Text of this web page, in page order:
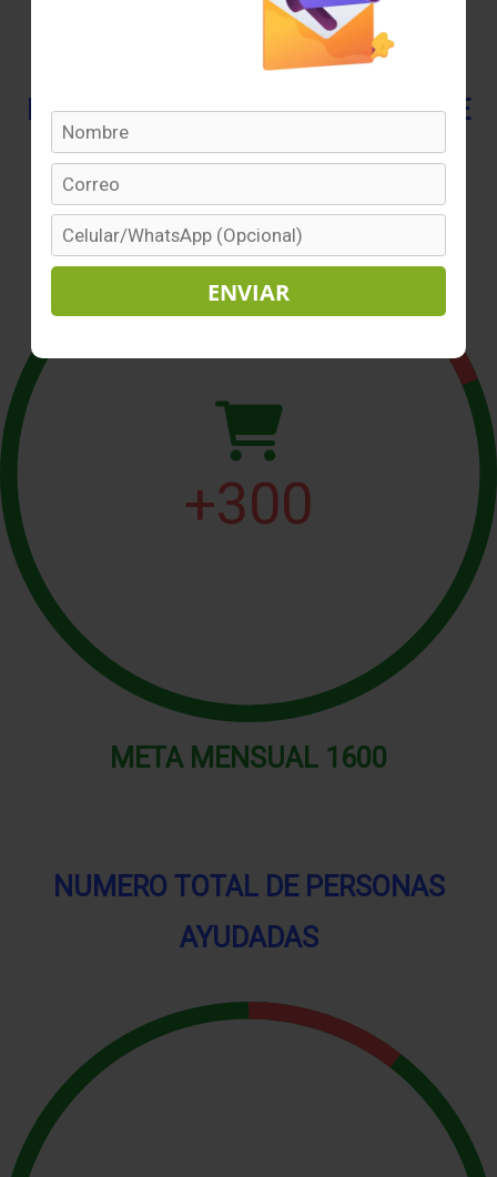
PRODUCTOS RECIBIDOS DICIEMBRE
2025
+300
META MENSUAL 1600
NUMERO TOTAL DE PERSONAS
AYUDADAS